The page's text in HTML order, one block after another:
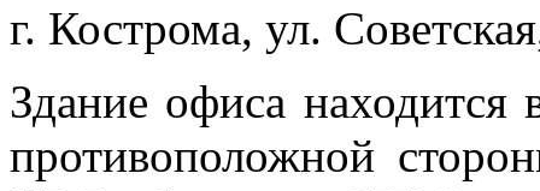
г. Кострома, ул.
Здание офиса
противоположной